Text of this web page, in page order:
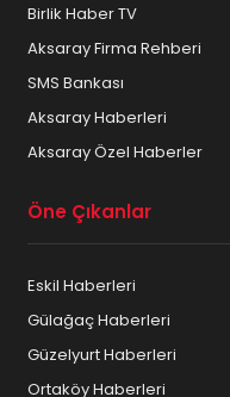
Birlik Haber TV
Aksaray Firma Rehberi
SMS Bankası
Aksaray Haberleri
Aksaray Özel Haberler
Öne Çıkanlar
Eskil Haberleri
Gülağaç Haberleri
Güzelyurt Haberleri
Ortaköy Haberleri